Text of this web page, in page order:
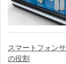
スマートフォン
の役割